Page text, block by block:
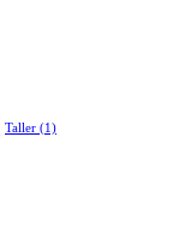
Taller (1)